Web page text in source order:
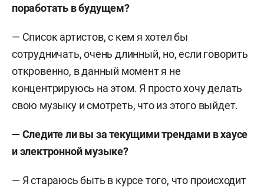
поработать в будущем?
— Список артистов, с кем я хотел бы
сотрудничать, очень длинный, но, если говорить
откровенно, в данный момент я не
концентрируюсь на этом. Я просто хочу делать
свою музыку и смотреть, что из этого выйдет.
— Следите ли вы за текущими трендами в хаусе
и электронной музыке?
— Я стараюсь быть в курсе того, что происходит